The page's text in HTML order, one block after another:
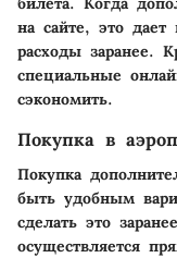
на сайте, это дает
расходы заранее.
специальные
сэкономить.
Покупка в
Покупка
быть удобным
сделать это
осуществляется